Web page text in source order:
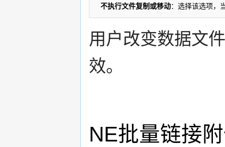
不执行文件复制或移动
用户改变数据文
效。
NE批量链接